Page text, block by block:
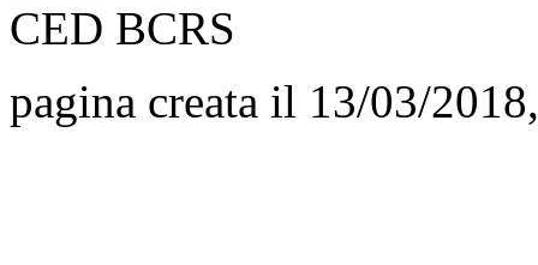
CED BCRS
pagina creata il 13/03/